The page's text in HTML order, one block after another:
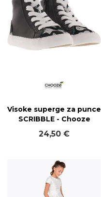
Visoke superge za punce
SCRIBBLE - Chooze
24,50 €